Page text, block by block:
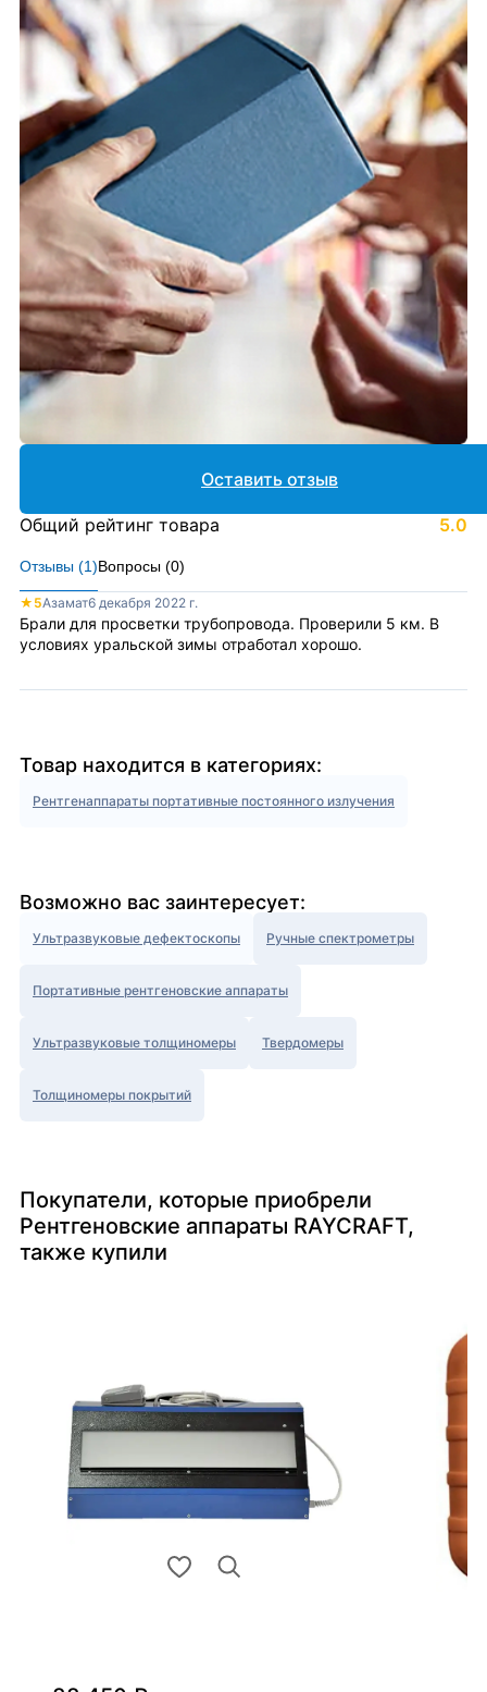
Отзывы (1)Вопросы (0)
★ 5Азамат6 декабря 2022 г.
Брали для просветки трубопровода. Проверили 5 км. В
условиях уральской зимы отработал хорошо.
Оставить отзыв
Общий рейтинг товара 5.0
Товар находится в категориях:
Рентгенаппараты портативные постоянного излучения
Возможно вас заинтересует:
Ультразвуковые дефектоскопы Ручные спектрометры
Портативные рентгеновские аппараты
Ультразвуковые толщиномеры Твердомеры
Толщиномеры покрытий
Покупатели, которые приобрели
Рентгеновские аппараты RAYCRAFT,
также купили